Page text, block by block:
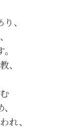
、
、
れ、